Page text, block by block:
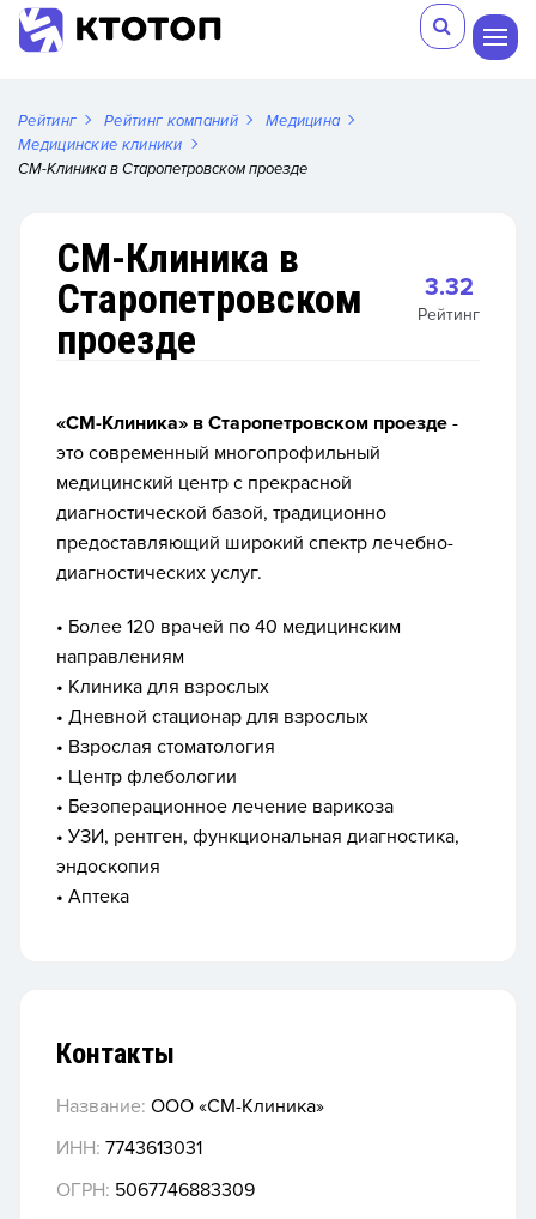
Рейтинг Рейтинг компаний
Медицина
Медицинские клиники
СМ-Клиника в Старопетровском проезде
СМ-Клиника в
Старопетровском
проезде
3.32
Рейтинг
«СМ-Клиника» в Старопетровском проезде -
это современный многопрофильный
медицинский центр с прекрасной
диагностической базой, традиционно
предоставляющий широкий спектр лечебно-
диагностических услуг.
• Более 120 врачей по 40 медицинским
направлениям
• Клиника для взрослых
• Дневной стационар для взрослых
• Взрослая стоматология
• Центр флебологии
• Безоперационное лечение варикоза
• УЗИ, рентген, функциональная диагностика,
эндоскопия
• Аптека
Контакты
Название: ООО «СМ-Клиника»
ИНН: 7743613031
ОГРН: 5067746883309